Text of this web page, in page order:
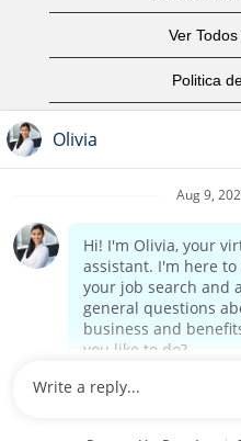
Ver
Politica
Aviso de
Oficinas
derechos